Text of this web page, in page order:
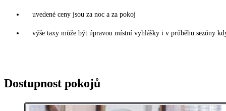
uvedené ceny jsou za noc a za pokoj
výše taxy může být úpravou místní vyhlášky i v průběhu sezóny
Dostupnost pokojů